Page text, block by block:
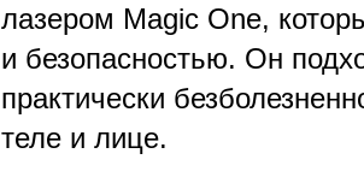
лазером Magic One,
и безопасностью. Он
практически
теле и лице.